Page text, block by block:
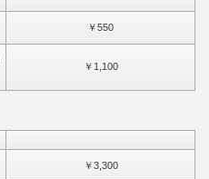
￥550
￥1,100
￥3,300